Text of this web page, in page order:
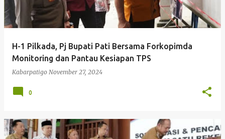
H-1 Pilkada, Pj Bupati Pati Bersama Forkopimda
Monitoring dan Pantau Kesiapan TPS
Kabarpatigo November 27, 2024
0